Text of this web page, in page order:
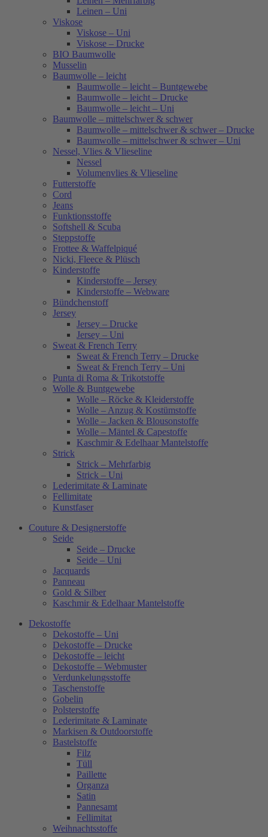
Leinen – Uni
Viskose
Viskose – Uni
Viskose – Drucke
BIO Baumwolle
Musselin
Baumwolle – leicht
Baumwolle – leicht – Buntgewebe
Baumwolle – leicht – Drucke
Baumwolle – leicht – Uni
Baumwolle – mittelschwer & schwer
Baumwolle – mittelschwer & schwer – Drucke
Baumwolle – mittelschwer & schwer – Uni
Nessel, Vlies & Vlieseline
Nessel
Volumenvlies & Vlieseline
Futterstoffe
Cord
Jeans
Funktionsstoffe
Softshell & Scuba
Steppstoffe
Frottee & Waffelpiqué
Nicki, Fleece & Plüsch
Kinderstoffe
Kinderstoffe – Jersey
Kinderstoffe – Webware
Bündchenstoff
Jersey
Jersey – Drucke
Jersey – Uni
Sweat & French Terry
Sweat & French Terry – Drucke
Sweat & French Terry – Uni
Punta di Roma & Trikotstoffe
Wolle & Buntgewebe
Wolle – Röcke & Kleiderstoffe
Wolle – Anzug & Kostümstoffe
Wolle – Jacken & Blousonstoffe
Wolle – Mäntel & Capestoffe
Kaschmir & Edelhaar Mantelstoffe
Strick
Strick – Mehrfarbig
Strick – Uni
Lederimitate & Laminate
Fellimitate
Kunstfaser
Couture & Designerstoffe
Seide
Seide – Drucke
Seide – Uni
Jacquards
Panneau
Gold & Silber
Kaschmir & Edelhaar Mantelstoffe
Dekostoffe
Dekostoffe – Uni
Dekostoffe – Drucke
Dekostoffe – leicht
Dekostoffe – Webmuster
Verdunkelungsstoffe
Taschenstoffe
Gobelin
Polsterstoffe
Lederimitate & Laminate
Markisen & Outdoorstoffe
Bastelstoffe
Filz
Tüll
Paillette
Organza
Satin
Pannesamt
Fellimitat
Weihnachtsstoffe